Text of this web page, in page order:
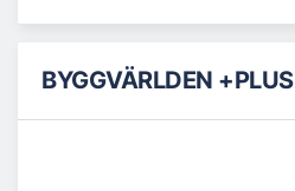
BYGGVÄRLDEN +PLUS